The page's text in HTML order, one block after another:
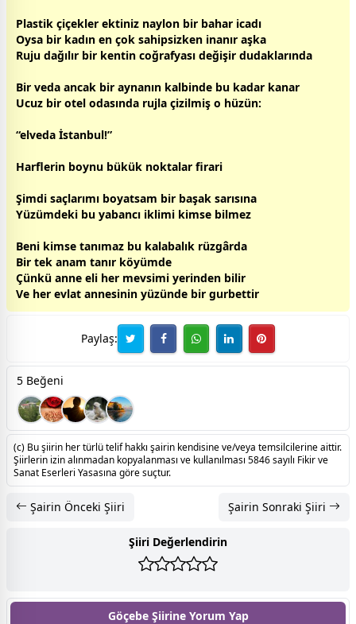
Plastik çiçekler ektiniz naylon bir bahar icadı
Oysa bir kadın en çok sahipsizken inanır aşka
Ruju dağılır bir kentin coğrafyası değişir dudaklarında
Bir veda ancak bir aynanın kalbinde bu kadar kanar
Ucuz bir otel odasında rujla çizilmiş o hüzün:
“elveda İstanbul!”
Harflerin boynu bükük noktalar firari
Şimdi saçlarımı boyatsam bir başak sarısına
Yüzümdeki bu yabancı iklimi kimse bilmez
Beni kimse tanımaz bu kalabalık rüzgârda
Bir tek anam tanır köyümde
Çünkü anne eli her mevsimi yerinden bilir
Ve her evlat annesinin yüzünde bir gurbettir
Paylaş:
5 Beğeni
(c) Bu şiirin her türlü telif hakkı şairin kendisine ve/veya temsilcilerine aittir.
Şiirlerin izin alınmadan kopyalanması ve kullanılması 5846 sayılı Fikir ve
Sanat Eserleri Yasasına göre suçtur.
Şairin Önceki Şiiri Şairin Sonraki Şiiri
Şiiri Değerlendirin
Göçebe Şiirine Yorum Yap